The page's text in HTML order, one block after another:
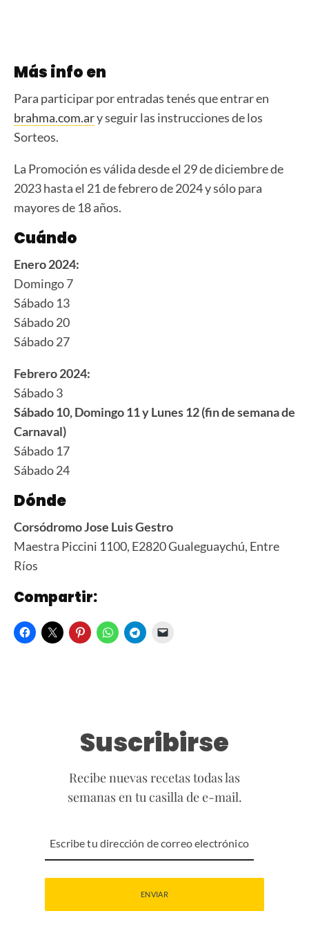
Más info en
Para participar por entradas tenés que entrar en
brahma.com.ary seguir las instrucciones de los
Sorteos.
La Promoción es válida desde el 29 de diciembre de
2023 hasta el 21 de febrero de 2024 y sólo para
mayores de 18 años.
Cuándo
Enero 2024:
Domingo 7
Sábado 13
Sábado 20
Sábado 27
Febrero 2024:
Sábado 3
Sábado 10, Domingo 11 y Lunes 12 (fin de semana de
Carnaval)
Sábado 17
Sábado 24
Dónde
Corsódromo Jose Luis Gestro
Maestra Piccini 1100, E2820 Gualeguaychú, Entre
Ríos
Compartir:
Suscribirse
Recibe nuevas recetas todas las
semanas en tu casilla de e-mail.